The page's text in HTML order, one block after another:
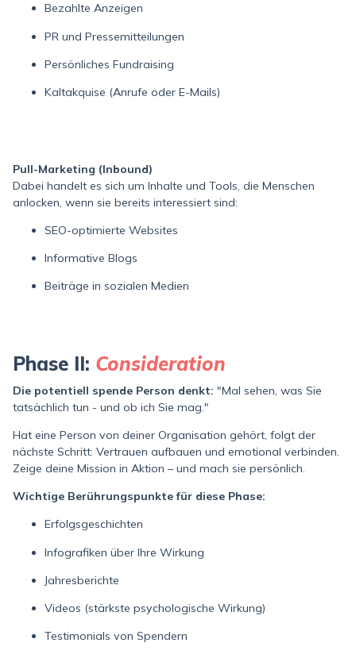
Bezahlte Anzeigen
PR und Pressemitteilungen
Persönliches Fundraising
Kaltakquise (Anrufe oder E-Mails)
Pull-Marketing (Inbound)
Dabei handelt es sich um Inhalte und Tools, die Menschen
anlocken, wenn sie bereits interessiert sind:
SEO-optimierte Websites
Informative Blogs
Beiträge in sozialen Medien
Phase II: Consideration
Die potentiell spende Person denkt: "Mal sehen, was Sie
tatsächlich tun - und ob ich Sie mag."
Hat eine Person von deiner Organisation gehört, folgt der
nächste Schritt: Vertrauen aufbauen und emotional verbinden.
Zeige deine Mission in Aktion – und mach sie persönlich.
Wichtige Berührungspunkte für diese Phase:
Erfolgsgeschichten
Infografiken über Ihre Wirkung
Jahresberichte
Videos (stärkste psychologische Wirkung)
Testimonials von Spendern